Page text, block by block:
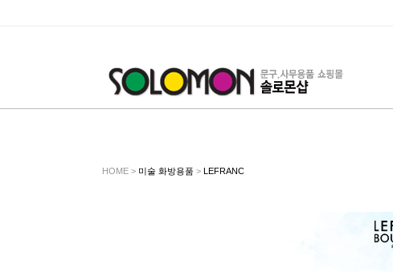
HOME > 미술 화방용품 > LEFRANC